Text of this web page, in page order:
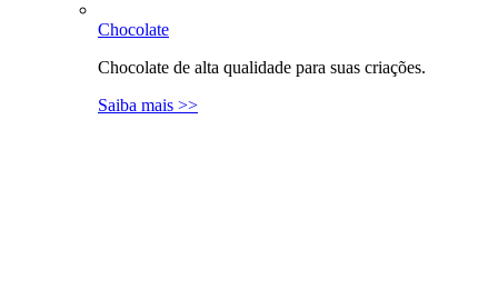
Chocolate
Chocolate de alta qualidade para suas criações.
Saiba mais >>